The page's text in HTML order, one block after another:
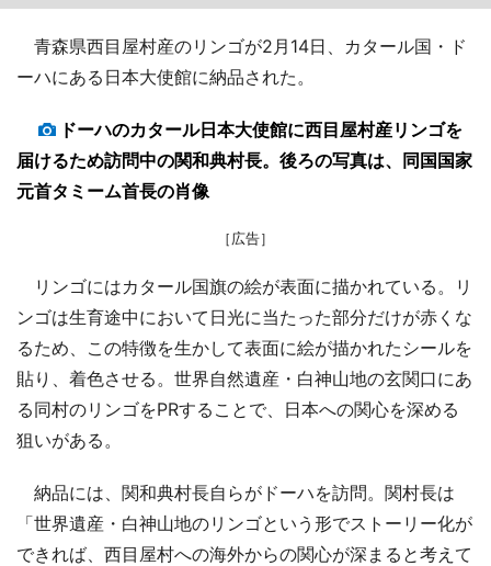
青森県西目屋村産のリンゴが2月14日、カタール国・ド
ーハにある日本大使館に納品された。
ドーハのカタール日本大使館に西目屋村産リンゴを
届けるため訪問中の関和典村長。後ろの写真は、同国国家
元首タミーム首長の肖像
［広告］
リンゴにはカタール国旗の絵が表面に描かれている。リ
ンゴは生育途中において日光に当たった部分だけが赤くな
るため、この特徴を生かして表面に絵が描かれたシールを
貼り、着色させる。世界自然遺産・白神山地の玄関口にあ
る同村のリンゴをPRすることで、日本への関心を深める
狙いがある。
納品には、関和典村長自らがドーハを訪問。関村長は
「世界遺産・白神山地のリンゴという形でストーリー化が
できれば、西目屋村への海外からの関心が深まると考えて